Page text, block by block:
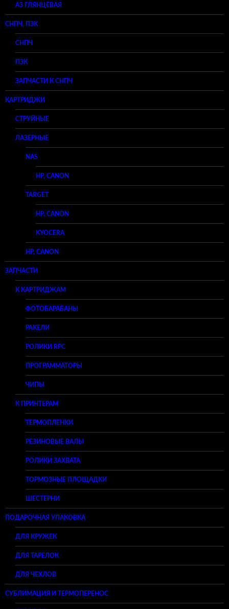
A3 ГЛЯНЦЕВАЯ
СНПЧ, ПЗК
СНПЧ
ПЗК
ЗАПЧАСТИ К СНПЧ
КАРТРИДЖИ
СТРУЙНЫЕ
ЛАЗЕРНЫЕ
NAS
HP, CANON
TARGET
HP, CANON
KYOCERA
HP, CANON
ЗАПЧАСТИ
К КАРТРИДЖАМ
ФОТОБАРАБАНЫ
РАКЕЛИ
РОЛИКИ RPC
ПРОГРАММАТОРЫ
ЧИПЫ
К ПРИНТЕРАМ
ТЕРМОПЛЕНКИ
РЕЗИНОВЫЕ ВАЛЫ
РОЛИКИ ЗАХВАТА
ТОРМОЗНЫЕ ПЛОЩАДКИ
ШЕСТЕРНИ
ПОДАРОЧНАЯ УПАКОВКА
ДЛЯ КРУЖЕК
ДЛЯ ТАРЕЛОК
ДЛЯ ЧЕХЛОВ
СУБЛИМАЦИЯ И ТЕРМОПЕРЕНОС